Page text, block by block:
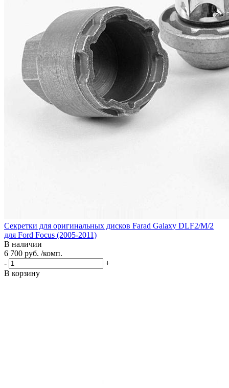
Секретки для оригинальных дисков Farad Galaxy DLF2/M/2
для Ford Focus (2005-2011)
В наличии
6 700 руб. /комп.
-
+
В корзину